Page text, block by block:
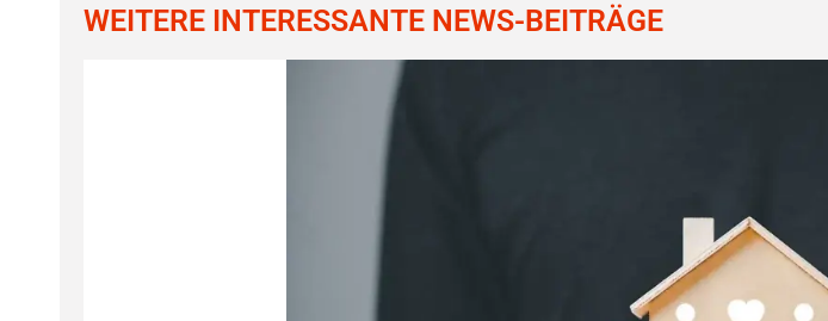
WEITERE INTERESSANTE NEWS-BEITRÄGE